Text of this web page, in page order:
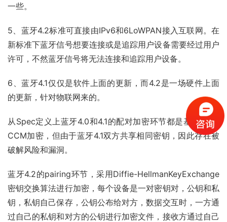
一些。
5、蓝牙4.2标准可直接由IPv6和6LoWPAN接入互联网。在
新标准下蓝牙信号想要连接或是追踪用户设备需要经过用户
许可，不然蓝牙信号将无法连接和追踪用户设备。
6、蓝牙4.1仅仅是软件上面的更新，而4.2是一场硬件上面
的更新，针对物联网来的。
从Spec定义上蓝牙4.0和4.1的配对加密环节都是基于AES-
CCM加密，但由于蓝牙4.1双方共享相同密钥，因此存在被
破解风险和漏洞。
蓝牙4.2的pairing环节，采用Diffie-HellmanKeyExchange
密钥交换算法进行加密，每个设备是一对密钥对，公钥和私
钥，私钥自己保存，公钥公布给对方，数据交互时，一方通
过自己的私钥和对方的公钥进行加密文件，接收方通过自己